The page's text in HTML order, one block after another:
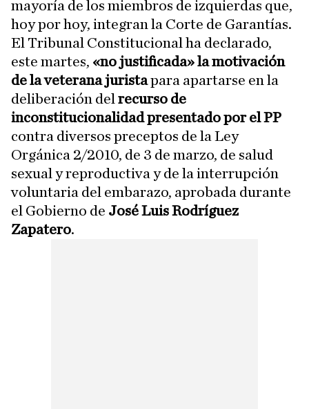
mayoría de los miembros de izquierdas que,
hoy por hoy, integran la Corte de Garantías.
El Tribunal Constitucional ha declarado,
este martes, «no justificada» la motivación
de la veterana juristapara apartarse en la
deliberación del recurso de
inconstitucionalidad presentado por el PP
contra diversos preceptos de la Ley
Orgánica 2/2010, de 3 de marzo, de salud
sexual y reproductiva y de la interrupción
voluntaria del embarazo, aprobada durante
el Gobierno de José Luis Rodríguez
Zapatero.